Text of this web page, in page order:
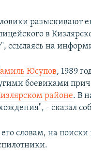
разыскивают
в
ссылаясь на
Юсупов, 1989
боевиками
районе. В
- сказал
словам, на